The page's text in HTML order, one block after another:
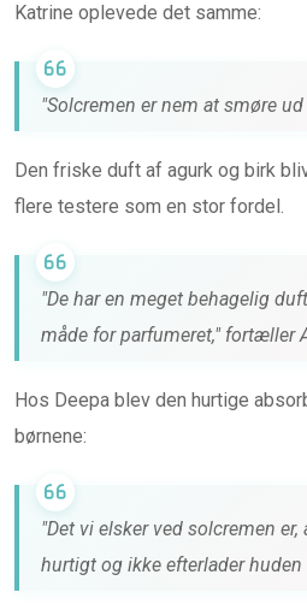
Katrine oplevede det samme:
"Solcremen er nem at smøre
Den friske duft af agurk og birk
flere testere som en stor fordel.
"De har en meget behagelig
måde for parfumeret," fortæller
Hos Deepa blev den hurtige
børnene:
"Det vi elsker ved solcremen er,
hurtigt og ikke efterlader huden